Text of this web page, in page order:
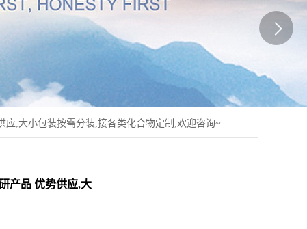
应,大小包装按需分装,接各类化合物定制,欢迎咨询~
产品 优势供应,大